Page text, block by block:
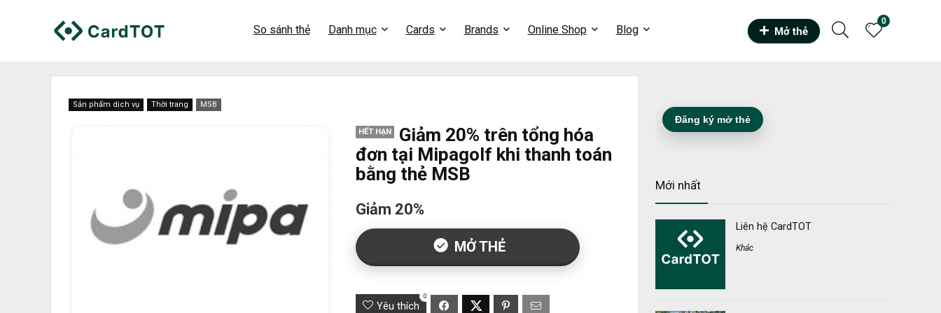
So sánh thẻ Danh mục Cards Brands Online Shop Blog Mở thẻ
0
Sản phẩm dịch vụ Thời trang MSB
HẾT HẠN
Giảm 20% trên tổng hóa
đơn tại Mipagolf khi thanh toán
bằng thẻ MSB
Giảm 20%
MỞ THẺ
Yêu thích
0
Đăng ký mở thẻ
Mới nhất
Liên hệ CardTOT
Khác